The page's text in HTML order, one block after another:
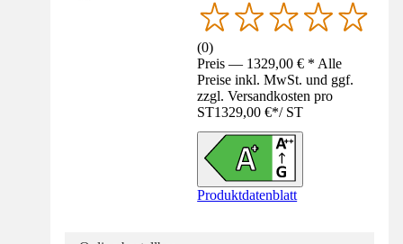
(0)
Preis — 1329,00 € * Alle
Preise inkl. MwSt. und ggf.
zzgl. Versandkosten pro
ST1329,00 €*/ ST
Produktdatenblatt